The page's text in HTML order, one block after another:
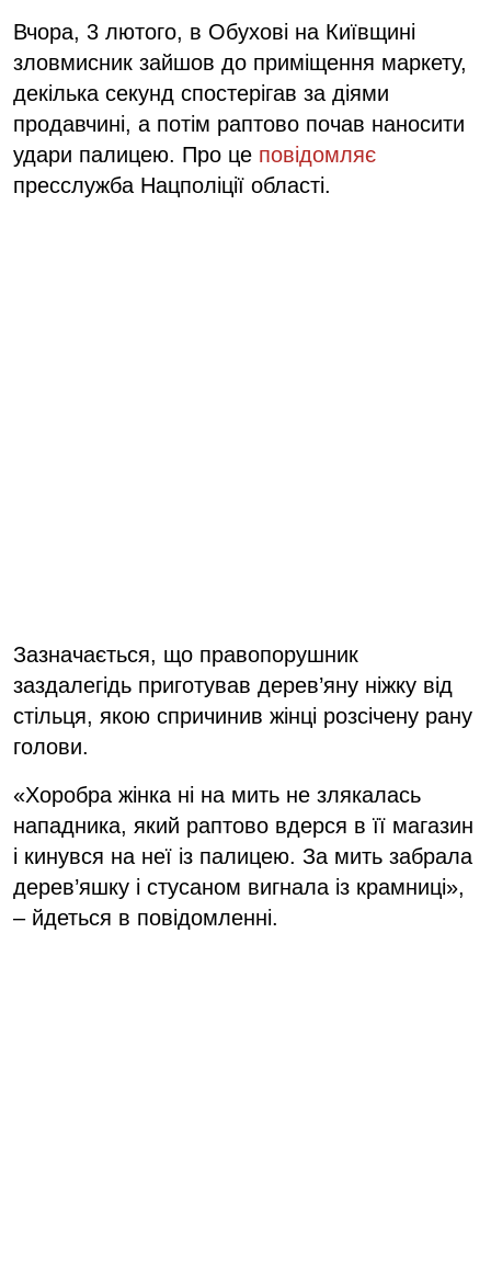
Вчора, 3 лютого, в Обухові на Київщині
зловмисник зайшов до приміщення маркету,
декілька секунд спостерігав за діями
продавчині, а потім раптово почав наносити
удари палицею. Про це повідомляє
пресслужба Нацполіції області.
Зазначається, що правопорушник
заздалегідь приготував дерев’яну ніжку від
стільця, якою спричинив жінці розсічену рану
голови.
«Хоробра жінка ні на мить не злякалась
нападника, який раптово вдерся в її магазин
і кинувся на неї із палицею. За мить забрала
дерев’яшку і стусаном вигнала із крамниці»,
– йдеться в повідомленні.